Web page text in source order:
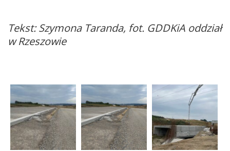
Tekst: Szymona Taranda, fot. GDDKiA oddział
w Rzeszowie